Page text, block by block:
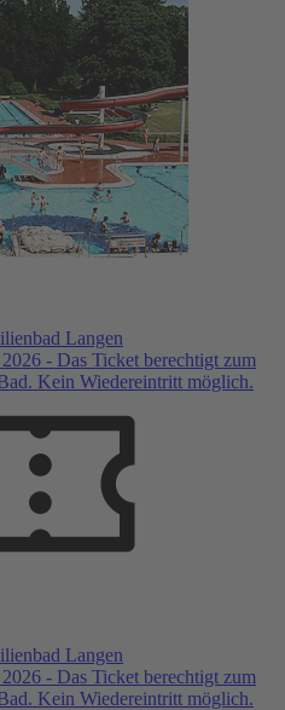
Langen
- Das Ticket berechtigt zum
Kein Wiedereintritt möglich.
Langen
- Das Ticket berechtigt zum
Kein Wiedereintritt möglich.